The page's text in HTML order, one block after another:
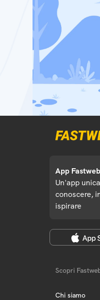
App
Un'app
conoscere,
ispirare
Scopri
Chi siamo